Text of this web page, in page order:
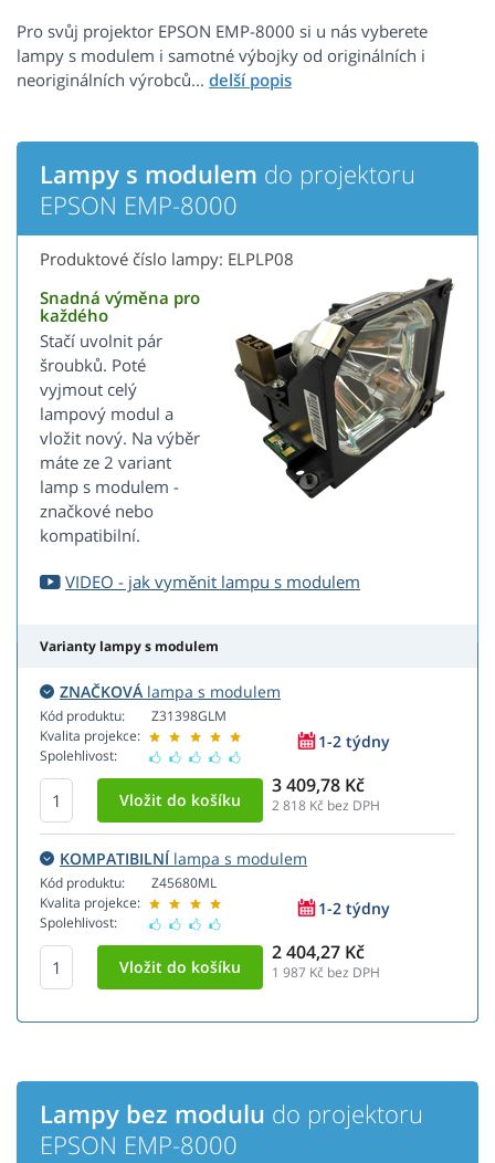
Pro svůj projektor EPSON EMP-8000 si u nás vyberete
lampy s modulem i samotné výbojky od originálních i
neoriginálních výrobců...
Lampy s modulem do projektoru
EPSON EMP-8000
Produktové číslo lampy: ELPLP08
Snadná výměna pro
každého
Stačí uvolnit pár
šroubků. Poté
vyjmout celý
lampový modul a
vložit nový. Na výběr
máte ze 2 variant
lamp s modulem -
značkové nebo
kompatibilní.
VIDEO - jak vyměnit lampu s modulem
Varianty lampy s modulem
ZNAČKOVÁ lampa s modulem
Kód produktu:
Kvalita projekce:
Spolehlivost:
Z31398GLM
1-2 týdny
3 409,78 Kč
2 818 Kč bez DPH
KOMPATIBILNÍlampa s modulem
Kód produktu:
Kvalita projekce:
Spolehlivost:
Z45680ML
1-2 týdny
2 404,27 Kč
1 987 Kč bez DPH
Lampy bez modulu do projektoru
EPSON EMP-8000